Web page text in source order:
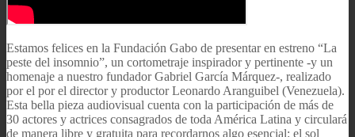
Lucía
Ramírez.
Estamos felices en la Fundación Gabo de presentar en estreno “La
peste del insomnio”, un cortometraje inspirador y pertinente -y un
homenaje a nuestro fundador Gabriel García Márquez-, realizado
por el por el director y productor Leonardo Aranguibel (Venezuela).
Esta bella pieza audiovisual cuenta con la participación de más de
30 actores y actrices consagrados de toda América Latina y circulará
de manera libre y gratuita para recordarnos algo esencial: el sol